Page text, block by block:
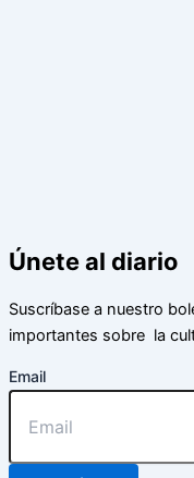
Únete al diario
Suscríbase a nuestro
importantes sobre la
Email